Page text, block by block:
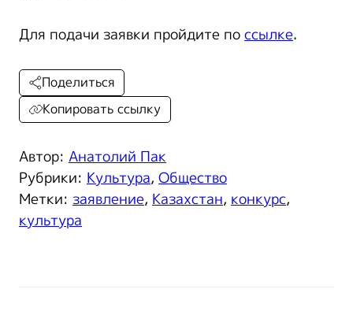
Для подачи заявки пройдите поссылке.
Автор: Анатолий Пак
Рубрики: Культура, Общество
Метки: заявление, Казахстан, конкурс,
культура
Поделиться
Копировать ссылку